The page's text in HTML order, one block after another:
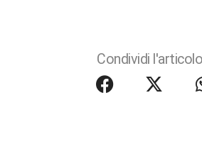
Condividi